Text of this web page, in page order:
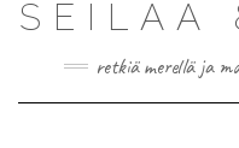
SEILAA
retkiä merellä ja